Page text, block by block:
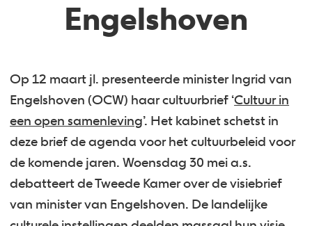
Engelshoven
Op 12 maart jl. presenteerde minister Ingrid van
Engelshoven (OCW) haar cultuurbrief ‘Cultuur in
een open samenleving’. Het kabinet schetst in
deze brief de agenda voor het cultuurbeleid voor
de komende jaren. Woensdag 30 mei a.s.
debatteert de Tweede Kamer over de visiebrief
van minister van Engelshoven. De landelijke